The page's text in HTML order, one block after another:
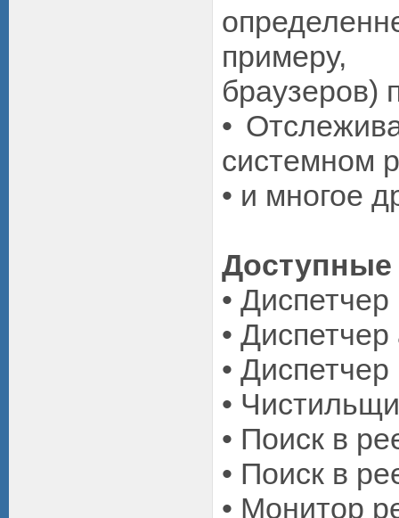
примеру,
браузеров)
•
системном
• и многое
•
• Диспетчер
•
•
• Поиск в
• Поиск в
• Монитор